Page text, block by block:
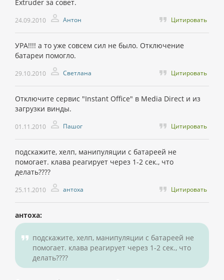
Extruder за совет.
24.09.2010 Антон Цитировать
УРА!!!! а то уже совсем сил не было. Отключение
батареи помогло.
29.10.2010 Светлана Цитировать
Отключите сервис "Instant Office" в Media Direct и из
загрузки винды.
01.11.2010 Пашог Цитировать
подскажите, хелп, манипуляции с батареей не
помогает. клава реагирует через 1-2 сек., что
делать????
25.11.2010 антоха Цитировать
антоха:
подскажите, хелп, манипуляции с батареей не
помогает. клава реагирует через 1-2 сек., что
делать????